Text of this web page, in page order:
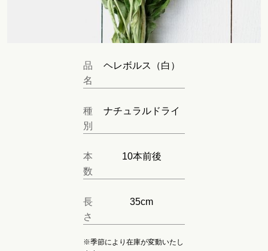
品
名
ヘレボルス（白）
種
別
ナチュラルドライ
本
数
10本前後
長
さ
35cm
※季節により在庫が変動いたし